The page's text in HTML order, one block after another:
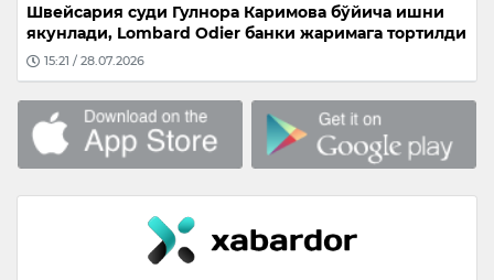
Швейсария суди Гулнора Каримова бўйича ишни
якунлади, Lombard Odier банки жаримага тортилди
15:21 / 28.07.2026